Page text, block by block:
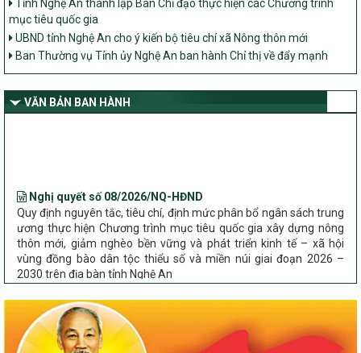
mục tiêu quốc gia
UBND tỉnh Nghệ An cho ý kiến bộ tiêu chí xã Nông thôn mới
Ban Thường vụ Tỉnh ủy Nghệ An ban hành Chỉ thị về đẩy mạnh
thực hiện Chương trình mục tiêu quốc gia xây dựng nông thôn mới,
giảm nghèo bền vững và phát triển kinh tế – xã hội vùng đồng bào
dân tộc thiểu số và miền núi giai đoạn 2026 – 2030 trên địa bàn tỉnh
Nghệ An
VĂN BẢN BAN HÀNH
Quy định nguyên tắc, tiêu chí, định mức phân bổ ngân sách trung
ương thực hiện Chương trình mục tiêu quốc gia xây dựng nông
thôn mới, giảm nghèo bền vững và phát triển kinh tế – xã hội
vùng đồng bào dân tộc thiểu số và miền núi giai đoạn 2026 –
2030 trên địa bàn tỉnh Nghệ An
Chỉ Thị số 22-CT/TU
về đẩy mạnh thực hiện Chương trình mục tiêu quốc gia xây dựng
nông thôn mới, giảm nghèo bền vững và phát triển kinh tế – xã
hội vùng đồng bào dân tộc thiểu số và miền núi giai đoạn 2026 –
2030 trên địa bàn tỉnh Nghệ An